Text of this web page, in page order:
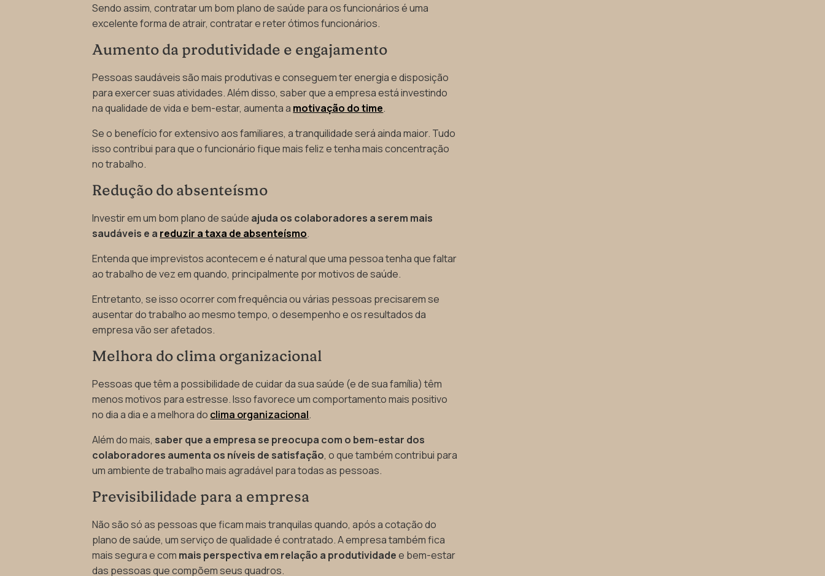
Sendo assim, contratar um bom plano de saúde para os funcionários é uma
excelente forma de atrair, contratar e reter ótimos funcionários.
Aumento da produtividade e engajamento
Pessoas saudáveis são mais produtivas e conseguem ter energia e disposição
para exercer suas atividades. Além disso, saber que a empresa está investindo
na qualidade de vida e bem-estar, aumenta a motivação do time.
Se o benefício for extensivo aos familiares, a tranquilidade será ainda maior. Tudo
isso contribui para que o funcionário fique mais feliz e tenha mais concentração
no trabalho.
Redução do absenteísmo
Investir em um bom plano de saúde ajuda os colaboradores a serem mais
saudáveis e a reduzir a taxa de absenteísmo.
Entenda que imprevistos acontecem e é natural que uma pessoa tenha que faltar
ao trabalho de vez em quando, principalmente por motivos de saúde.
Entretanto, se isso ocorrer com frequência ou várias pessoas precisarem se
ausentar do trabalho ao mesmo tempo, o desempenho e os resultados da
empresa vão ser afetados.
Melhora do clima organizacional
Pessoas que têm a possibilidade de cuidar da sua saúde (e de sua família) têm
menos motivos para estresse. Isso favorece um comportamento mais positivo
no dia a dia e a melhora do clima organizacional.
Além do mais, saber que a empresa se preocupa com o bem-estar dos
colaboradores aumenta os níveis de satisfação, o que também contribui para
um ambiente de trabalho mais agradável para todas as pessoas.
Previsibilidade para a empresa
Não são só as pessoas que ficam mais tranquilas quando, após a cotação do
plano de saúde, um serviço de qualidade é contratado. A empresa também fica
mais segura e com mais perspectiva em relação a produtividadee bem-estar
das pessoas que compõem seus quadros.